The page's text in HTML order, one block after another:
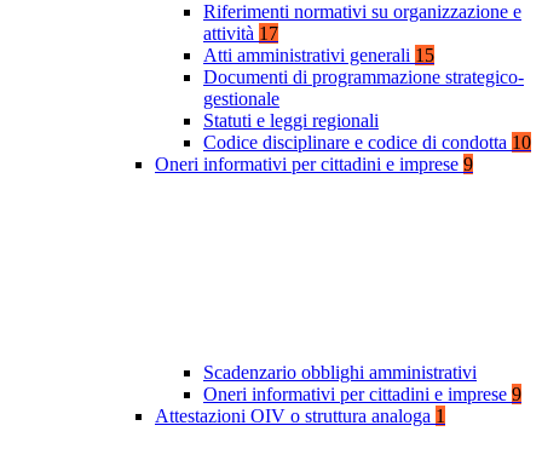
Riferimenti normativi su organizzazione e
attività 17
Atti amministrativi generali 15
Documenti di programmazione strategico-
gestionale
Statuti e leggi regionali
Codice disciplinare e codice di condotta 10
Oneri informativi per cittadini e imprese 9
Scadenzario obblighi amministrativi
Oneri informativi per cittadini e imprese 9
Attestazioni OIV o struttura analoga 1